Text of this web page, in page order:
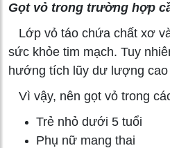
Gọt vỏ trong trường hợp
Lớp vỏ táo chứa chất xơ
sức khỏe tim mạch. Tuy
hướng tích lũy dư lượng
Vì vậy, nên gọt vỏ trong
Trẻ nhỏ dưới 5 tuổi
Phụ nữ mang thai